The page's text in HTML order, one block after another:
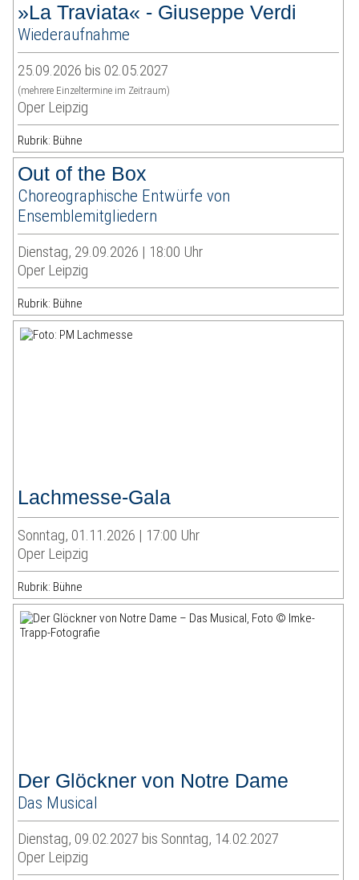
»La Traviata« - Giuseppe Verdi
Wiederaufnahme
25.09.2026 bis 02.05.2027
(mehrere Einzeltermine im Zeitraum)
Oper Leipzig
Rubrik: Bühne
Out of the Box
Choreographische Entwürfe von
Ensemblemitgliedern
Dienstag, 29.09.2026 | 18:00 Uhr
Oper Leipzig
Rubrik: Bühne
Lachmesse-Gala
Sonntag, 01.11.2026 | 17:00 Uhr
Oper Leipzig
Rubrik: Bühne
Der Glöckner von Notre Dame
Das Musical
Dienstag, 09.02.2027 bis Sonntag, 14.02.2027
Oper Leipzig